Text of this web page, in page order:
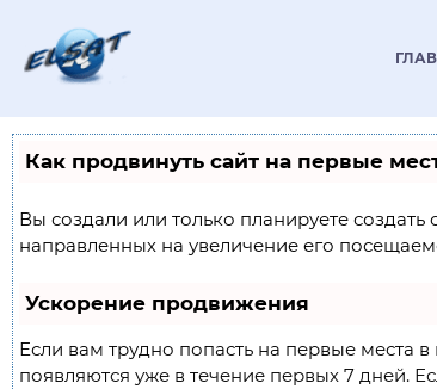
Как продвинуть сайт на первые
Вы создали или только планируете
направленных на увеличение его
Ускорение продвижения
Если вам трудно попасть на первые места
появляются уже в течение первых 7 дней.